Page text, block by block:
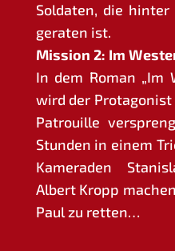
Sol­da­ten, die
gera­ten ist.
Mis­si­on 2: Im
In dem Roman „Im
wird der
Patrouil­le
Stun­den in einem
Kame­ra­den
Albert Kropp
Paul zu retten…